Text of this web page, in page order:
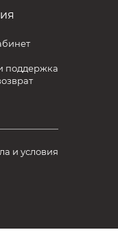
поддержка
и условия